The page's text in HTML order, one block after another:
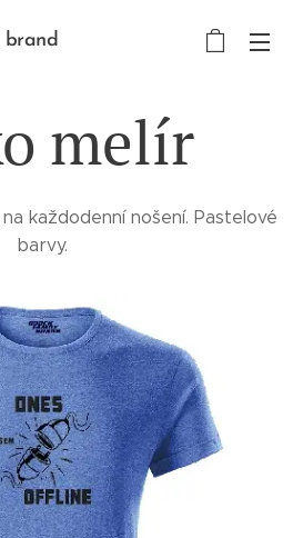
brand
melír
každodenní nošení. Pastelové
barvy.